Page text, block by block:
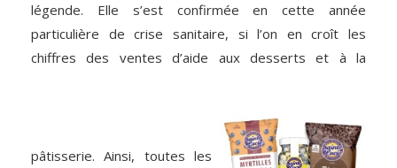
légende. Elle s’est confirmée en cette année
particulière de crise sanitaire, si l’on en croît les
chiffres des ventes d’aide aux desserts et à la
pâtisserie. Ainsi, toutes les